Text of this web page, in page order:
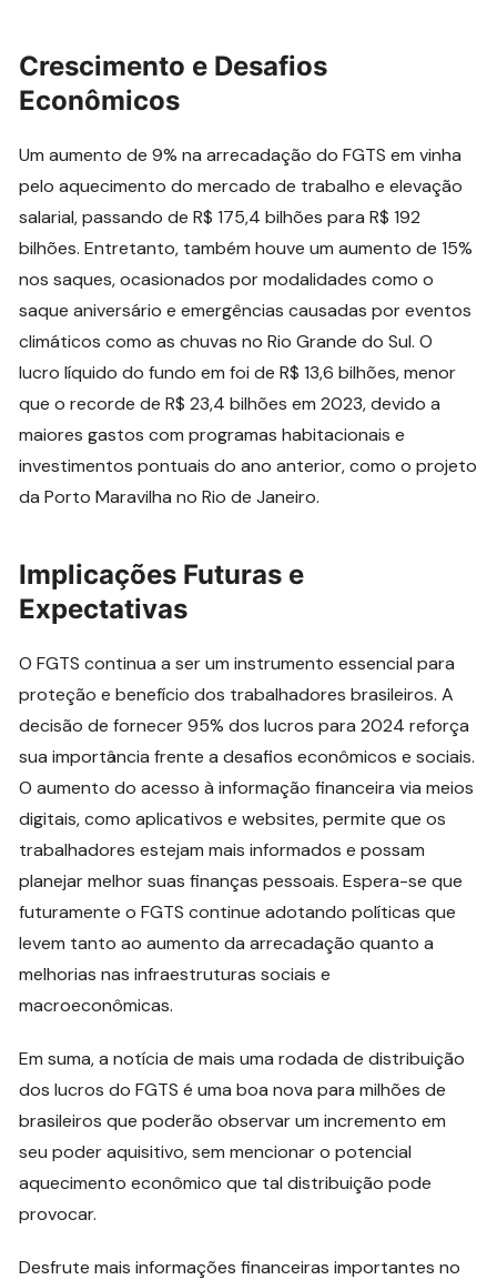
Crescimento e Desafios
Econômicos
Um aumento de 9% na arrecadação do FGTS em vinha
pelo aquecimento do mercado de trabalho e elevação
salarial, passando de R$ 175,4 bilhões para R$ 192
bilhões. Entretanto, também houve um aumento de 15%
nos saques, ocasionados por modalidades como o
saque aniversário e emergências causadas por eventos
climáticos como as chuvas no Rio Grande do Sul. O
lucro líquido do fundo em foi de R$ 13,6 bilhões, menor
que o recorde de R$ 23,4 bilhões em 2023, devido a
maiores gastos com programas habitacionais e
investimentos pontuais do ano anterior, como o projeto
da Porto Maravilha no Rio de Janeiro.
Implicações Futuras e
Expectativas
O FGTS continua a ser um instrumento essencial para
proteção e benefício dos trabalhadores brasileiros. A
decisão de fornecer 95% dos lucros para 2024 reforça
sua importância frente a desafios econômicos e sociais.
O aumento do acesso à informação financeira via meios
digitais, como aplicativos e websites, permite que os
trabalhadores estejam mais informados e possam
planejar melhor suas finanças pessoais. Espera-se que
futuramente o FGTS continue adotando políticas que
levem tanto ao aumento da arrecadação quanto a
melhorias nas infraestruturas sociais e
macroeconômicas.
Em suma, a notícia de mais uma rodada de distribuição
dos lucros do FGTS é uma boa nova para milhões de
brasileiros que poderão observar um incremento em
seu poder aquisitivo, sem mencionar o potencial
aquecimento econômico que tal distribuição pode
provocar.
Desfrute mais informações financeiras importantes no